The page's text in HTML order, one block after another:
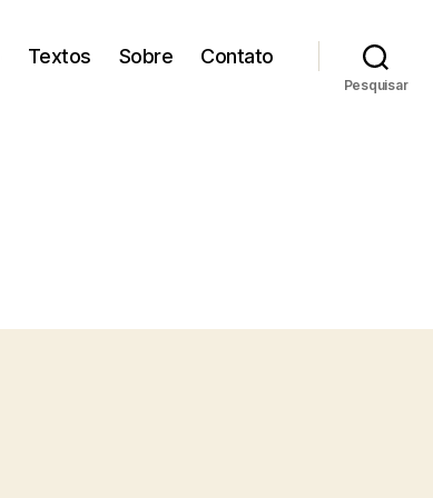
Textos Sobre Contato
Pesquisar